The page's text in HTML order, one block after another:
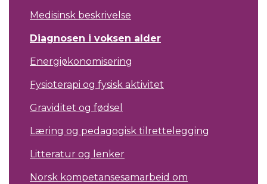
Medisinsk beskrivelse
Diagnosen i voksen alder
Energiøkonomisering
Fysioterapi og fysisk aktivitet
Graviditet og fødsel
Læring og pedagogisk tilrettelegging
Litteratur og lenker
Norsk kompetansesamarbeid om